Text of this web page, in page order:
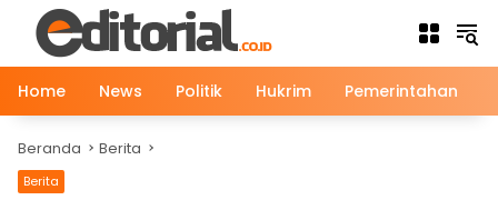
Langsung
konten
Home
News Politik Hukrim Pemerintahan
Beranda Berita
Berita